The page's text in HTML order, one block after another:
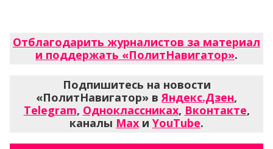
Отблагодарить журналистов за материал
и поддержать «ПолитНавигатор».
Подпишитесь на новости
«ПолитНавигатор» вЯндекс.Дзен,
Telegram, Одноклассниках, Вконтакте,
каналы Max и YouTube.